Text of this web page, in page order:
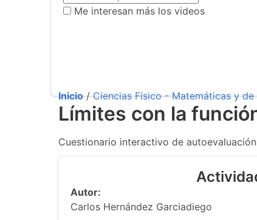
Me interesan más los videos
Inicio/Ciencias Físico - Matemáticas y de
Límites con la
Cuestionario interactivo de
Autor:
Carlos Hernández Garciadiego